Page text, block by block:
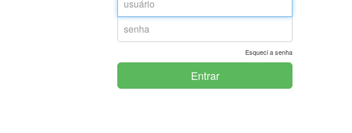
Esqueci a senha